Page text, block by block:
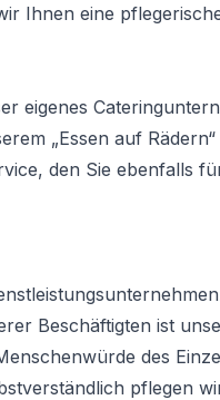
Ihnen eine
eigenes
„Essen auf
den Sie ebenfalls
Beschäftigten ist
des
pflegen